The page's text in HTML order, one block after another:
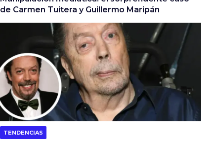
de Carmen Tuitera y Guillermo Maripán
TENDENCIAS